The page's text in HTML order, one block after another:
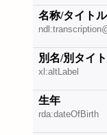
名称/タイト
別名/別タイ
xl:altLabel
生年
rda:dateOfBirth